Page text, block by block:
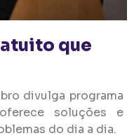
que
divulga programa
soluções e
do dia a dia.